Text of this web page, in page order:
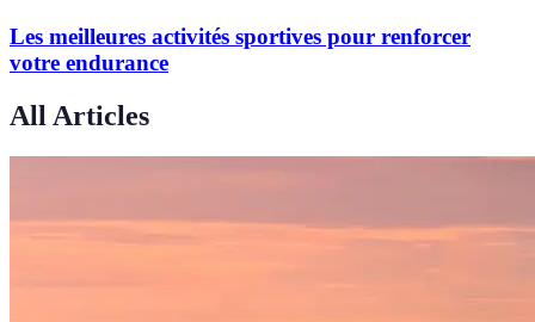
Les meilleures activités sportives pour renforcer
votre endurance
All Articles